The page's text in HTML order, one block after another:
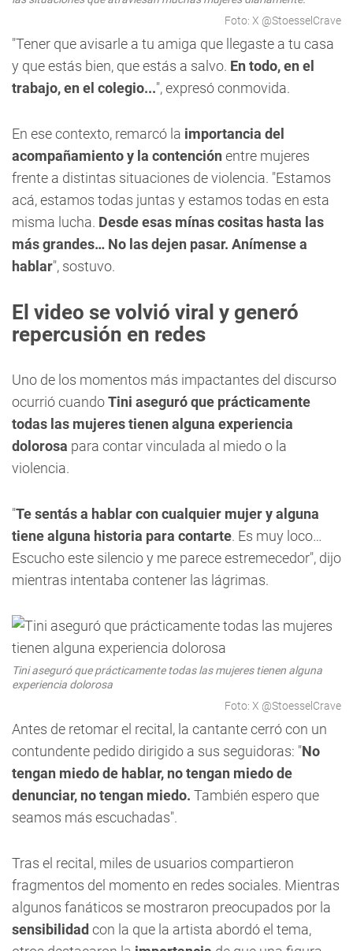
Foto: X @StoesselCrave
"Tener que avisarle a tu amiga que llegaste a tu casa
y que estás bien, que estás a salvo. En todo, en el
trabajo, en el colegio...", expresó conmovida.
En ese contexto, remarcó la importancia del
acompañamiento y la contención entre mujeres
frente a distintas situaciones de violencia. "Estamos
acá, estamos todas juntas y estamos todas en esta
misma lucha. Desde esas mínas cositas hasta las
más grandes… No las dejen pasar. Anímense a
hablar", sostuvo.
El video se volvió viral y generó
repercusión en redes
Uno de los momentos más impactantes del discurso
ocurrió cuandoTini aseguró que prácticamente
todas las mujeres tienen alguna experiencia
dolorosa para contar vinculada al miedo o la
violencia.
"Te sentás a hablar con cualquier mujer y alguna
tiene alguna historia para contarte. Es muy loco…
Escucho este silencio y me parece estremecedor", dijo
mientras intentaba contener las lágrimas.
Tini aseguró que prácticamente todas las mujeres tienen alguna
experiencia dolorosa
Foto: X @StoesselCrave
Antes de retomar el recital, la cantante cerró con un
contundente pedido dirigido a sus seguidoras: "No
tengan miedo de hablar, no tengan miedo de
denunciar, no tengan miedo. También espero que
seamos más escuchadas".
Tras el recital, miles de usuarios compartieron
fragmentos del momento en redes sociales. Mientras
algunos fanáticos se mostraron preocupados por la
sensibilidad con la que la artista abordó el tema,